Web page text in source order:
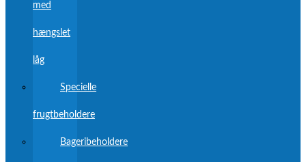
med
hængslet
låg
Specielle
frugtbeholdere
Bageribeholdere